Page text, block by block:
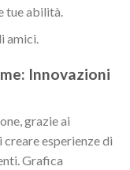
tue abilità.
amici.
Innovazioni
grazie ai
esperienze di
Grafica